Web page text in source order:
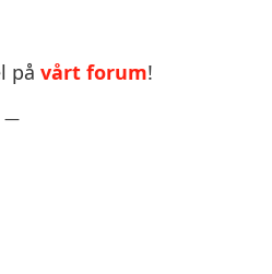
på vårt forum!
—